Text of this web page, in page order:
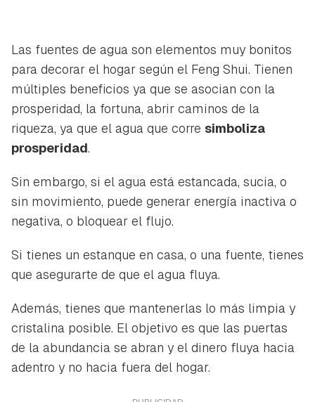
Las fuentes de agua son elementos muy bonitos
para decorar el hogar según el Feng Shui. Tienen
múltiples beneficios ya que se asocian con la
prosperidad, la fortuna, abrir caminos de la
riqueza, ya que el agua que corre simboliza
prosperidad.
Sin embargo, si el agua está estancada, sucia, o
sin movimiento, puede generar energía inactiva o
negativa, o bloquear el flujo.
Si tienes un estanque en casa, o una fuente, tienes
que asegurarte de que el agua fluya.
Además, tienes que mantenerlas lo más limpia y
cristalina posible. El objetivo es que las puertas
de la abundancia se abran y el dinero fluya hacia
adentro y no hacia fuera del hogar.